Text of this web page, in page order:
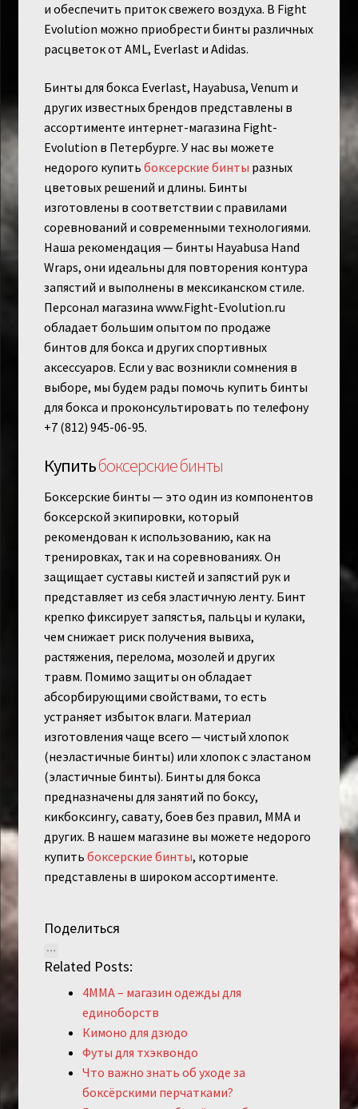
и обеспечить приток свежего воздуха. В Fight
Evolution можно приобрести бинты различных
расцветок от AML, Everlast и Adidas.
Бинты для бокса Everlast, Hayabusa, Venum и
других известных брендов представлены в
ассортименте интернет-магазина Fight-
Evolution в Петербурге. У нас вы можете
недорого купить боксерские бинты разных
цветовых решений и длины. Бинты
изготовлены в соответствии с правилами
соревнований и современными технологиями.
Наша рекомендация — бинты Hayabusa Hand
Wraps, они идеальны для повторения контура
запястий и выполнены в мексиканском стиле.
Персонал магазина www.Fight-Evolution.ru
обладает большим опытом по продаже
бинтов для бокса и других спортивных
аксессуаров. Если у вас возникли сомнения в
выборе, мы будем рады помочь купить бинты
для бокса и проконсультировать по телефону
+7 (812) 945-06-95.
Купитьбоксерские бинты
Боксерские бинты — это один из компонентов
боксерской экипировки, который
рекомендован к использованию, как на
тренировках, так и на соревнованиях. Он
защищает суставы кистей и запястий рук и
представляет из себя эластичную ленту. Бинт
крепко фиксирует запястья, пальцы и кулаки,
чем снижает риск получения вывиха,
растяжения, перелома, мозолей и других
травм. Помимо защиты он обладает
абсорбирующими свойствами, то есть
устраняет избыток влаги. Материал
изготовления чаще всего — чистый хлопок
(неэластичные бинты) или хлопок с эластаном
(эластичные бинты). Бинты для бокса
предназначены для занятий по боксу,
кикбоксингу, савату, боев без правил, ММА и
других. В нашем магазине вы можете недорого
купить боксерские бинты, которые
представлены в широком ассортименте.
Поделиться
Related Posts:
4MMA – магазин одежды для
единоборств
Кимоно для дзюдо
Футы для тхэквондо
Что важно знать об уходе за
боксёрскими перчатками?